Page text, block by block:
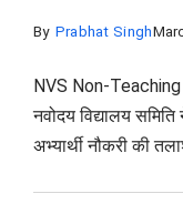
By Prabhat Singh
NVS Non-
नवोदय विद्यालय
अभ्यार्थी नौकरी की